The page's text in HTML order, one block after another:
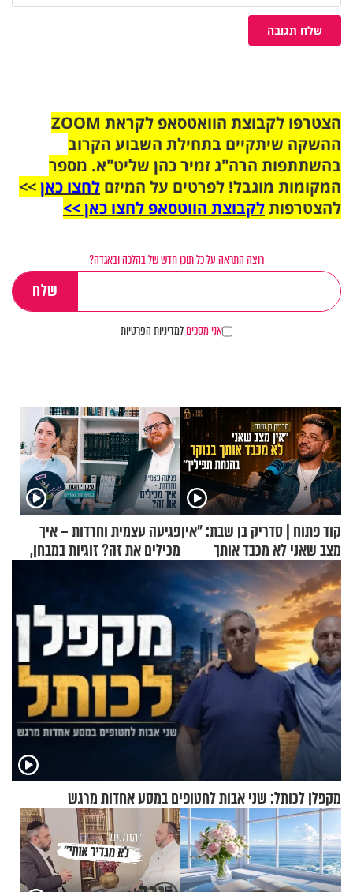
שלח תגובה
הצטרפו לקבוצת הוואטסאפ לקראת ZOOM
ההשקה שיתקיים בתחילת השבוע הקרוב
בהשתתפות הרה"ג זמיר כהן שליט"א. מספר
המקומות מוגבל! לפרטים על המיזם לחצו כאן>>
להצטרפותלקבוצת הווטסאפ לחצו כאן >>
רוצה התראה על כל תוכן חדש של בהלכה ובאגדה?
אני מסכיםלמדיניות הפרטיות
קוד פתוח | סדריק בן שבת: "אין
מצב שאני לא מכבד אותך
בבוקר בהנחת תפילין"
פגיעה עצמית וחרדות – איך
מכילים את זה? זוגיות במבחן,
הפעם עם יהודית ואלתר כהן
מקפלן לכותל: שני אבות לחטופים במסע אחדות מרגש